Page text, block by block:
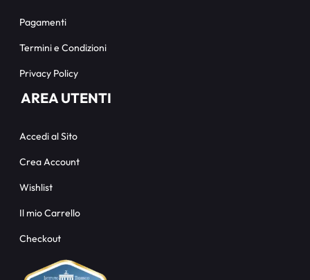
Pagamenti
Termini e Condizioni
Privacy Policy
AREA UTENTI
Accedi al Sito
Crea Account
Wishlist
Il mio Carrello
Checkout